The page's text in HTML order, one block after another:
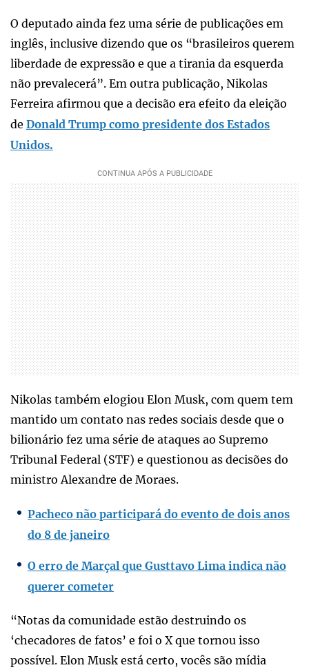
O deputado ainda fez uma série de publicações em
inglês, inclusive dizendo que os “brasileiros querem
liberdade de expressão e que a tirania da esquerda
não prevalecerá”. Em outra publicação, Nikolas
Ferreira afirmou que a decisão era efeito da eleição
de Donald Trump como presidente dos Estados
Unidos.
Nikolas também elogiou Elon Musk, com quem tem
mantido um contato nas redes sociais desde que o
bilionário fez uma série de ataques ao Supremo
Tribunal Federal (STF) e questionou as decisões do
ministro Alexandre de Moraes.
Pacheco não participará do evento de dois anos
do 8 de janeiro
O erro de Marçal que Gusttavo Lima indica não
querer cometer
“Notas da comunidade estão destruindo os
‘checadores de fatos’ e foi o X que tornou isso
possível. Elon Musk está certo, vocês são mídia